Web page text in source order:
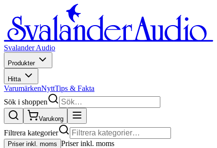
Svalander Audio
Produkter
Hitta
VarumärkenNyttTips & Fakta
Sök i shoppen
Varukorg
Filtrera kategorier
Priser inkl. moms Priser inkl. moms